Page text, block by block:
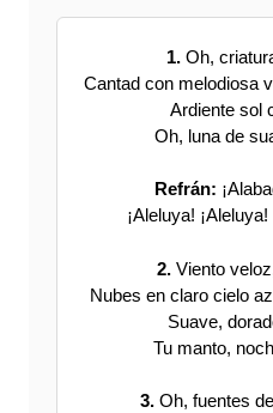
1. Oh,
Cantad con melodiosa
Ardiente sol
Oh, luna de
Refrán:
¡Aleluya!
2.Viento
Nubes en claro cielo
Suave,
Tu manto,
3.Oh, fuentes